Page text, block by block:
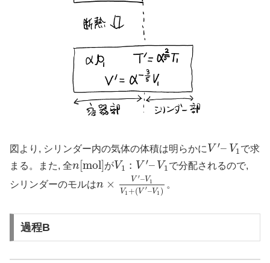
図より, シリンダー内の気体の体積は明らかに V ′– V1
V′ –V 1
で求
まる。また, 全n[mol]
n[ mol] がV1 : V ′– V1
V1 V –V1
で分配されるので,
シリンダーのモルはn × V ′–V1
V1 +(V ′–V1 )
n× V –V1V1+(V′–V
。
過程B